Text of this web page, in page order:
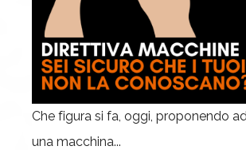
Che figura si fa, oggi, proponendo
una macchina...